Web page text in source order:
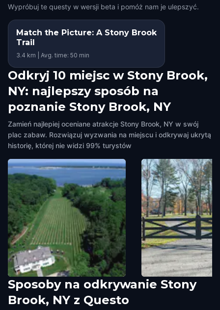
Wypróbuj te questy w wersji beta i pomóż nam je ulepszyć.
Match the Picture: A Stony Brook
Trail
3.4 km | Avg. time: 50 min
Odkryj 10 miejsc w Stony Brook,
NY: najlepszy sposób na
poznanie Stony Brook, NY
Zamień najlepiej oceniane atrakcje Stony Brook, NY w swój
plac zabaw. Rozwiązuj wyzwania na miejscu i odkrywaj ukrytą
historię, której nie widzi 99% turystów
Harmony Vineyards
Stony Brook, NY, United States of
America
North Country Road
Sposoby na odkrywanie Stony
Brook, NY z Questo